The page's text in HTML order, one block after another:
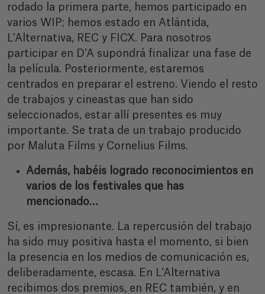
rodado la primera parte, hemos participado en
varios WIP; hemos estado en Atlántida,
L’Alternativa, REC y FICX. Para nosotros
participar en D’A supondrá finalizar una fase de
la película. Posteriormente, estaremos
centrados en preparar el estreno. Viendo el resto
de trabajos y cineastas que han sido
seleccionados, estar allí presentes es muy
importante. Se trata de un trabajo producido
por Maluta Films y Cornelius Films.
Además, habéis logrado reconocimientos en
varios de los festivales que has
mencionado…
Sí, es impresionante. La repercusión del trabajo
ha sido muy positiva hasta el momento, si bien
la presencia en los medios de comunicación es,
deliberadamente, escasa. En L’Alternativa
recibimos dos premios, en REC también, y en